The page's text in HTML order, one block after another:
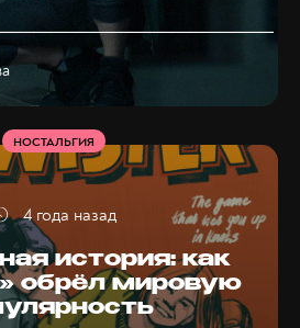
история: как
обрёл мировую
НОСТАЛЬГИЯ
4 года назад